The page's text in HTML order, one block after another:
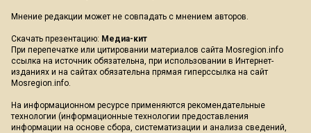
Мнение редакции может не совпадать с мнением авторов.
Скачать презентацию: Медиа-кит
При перепечатке или цитировании материалов сайта Mosregion.info
ссылка на источник обязательна, при использовании в Интернет-
изданиях и на сайтах обязательна прямая гиперссылка на сайт
Mosregion.info.
На информационном ресурсе применяются рекомендательные
технологии (информационные технологии предоставления
информации на основе сбора, систематизации и анализа сведений,